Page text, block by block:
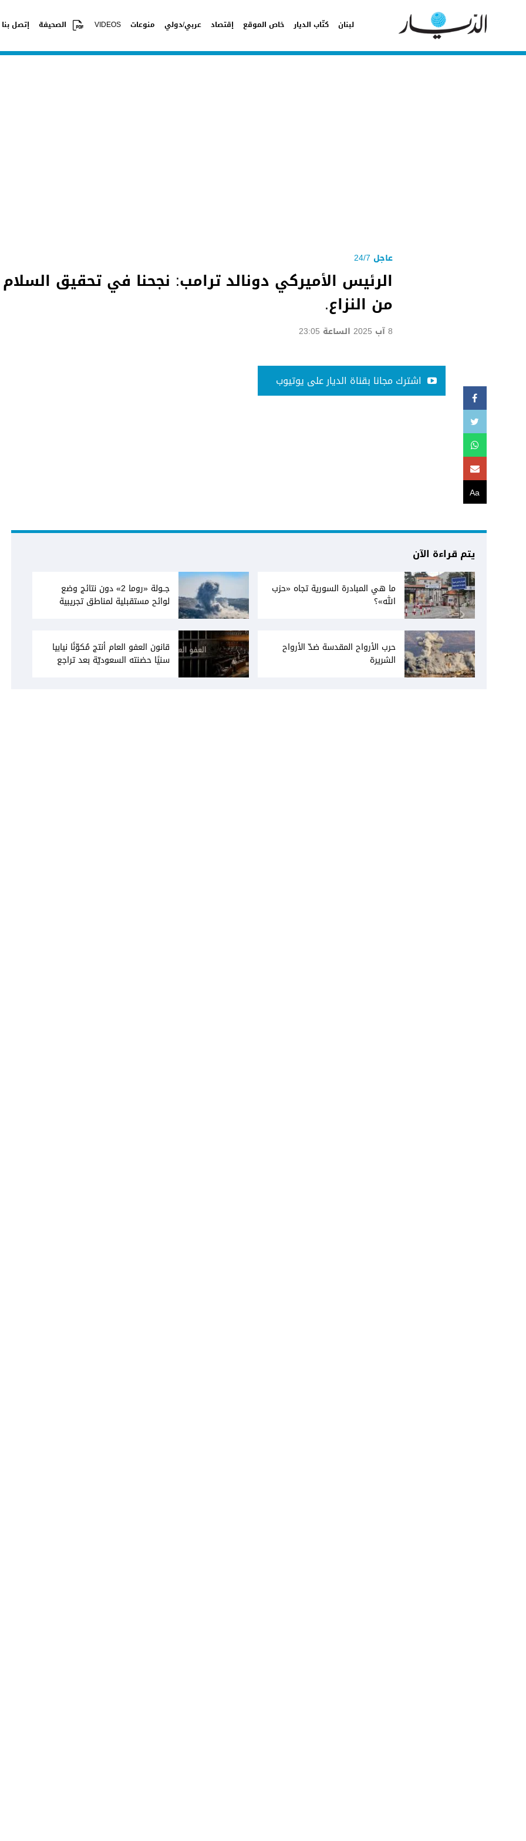
لبنان كتّاب الديار خاص الموقع إقتصاد عربي/دولي منوعات VIDEOS الصحيفة إتصل بنا
عاجل 24/7
الرئيس الأميركي دونالد ترامب: نجحنا في تحقيق السلام
من النزاع.
8 آب 2025 الساعة 23:05
Aa
اشترك مجانا بقناة الديار على يوتيوب
يتم قراءة الآن
ما هي المبادرة السورية تجاه «حزب
الله»؟
جــولة «روما 2» دون نتائج وضع
لوائح مستقبلية لمناطق تجريبية
حرب الأرواح المقدسة ضدّ الأرواح
الشريرة
قانون العفو العام أنتج مُكوّنًا نيابيا
سنيًا حضنته السعوديّة بعد تراجع